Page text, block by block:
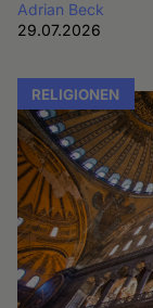
Adrian Beck
29.07.2026
RELIGIONEN